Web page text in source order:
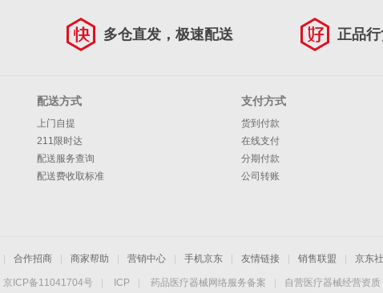
多仓直发，极速配送 正品
配送方式
上门自提
211限时达
配送服务查询
配送费收取标准
支付方式
货到付款
在线支付
分期付款
公司转账
合作招商 商家帮助 营销中心 手机京东 友情链接 销售联盟 京东
京ICP备11041704号 ICP 药品医疗器械网络服务备案 自营医疗器械经营资质